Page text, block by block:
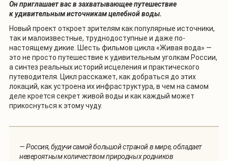
Он приглашает вас в захватывающее путешествие
к удивительным источникам целебной воды.
Новый проект откроет зрителям как популярные источники,
так и малоизвестные, труднодоступные и даже по-
настоящему дикие. Шесть фильмов цикла «Живая вода» —
это не просто путешествие к удивительным уголкам России,
а синтез реальных историй исцеления и практического
путеводителя. Цикл расскажет, как добраться до этих
локаций, как устроена их инфраструктура, в чем на самом
деле кроется секрет живой воды и как каждый может
прикоснуться к этому чуду.
— Россия, будучи самой большой страной в мире, обладает
невероятным количеством природных родников